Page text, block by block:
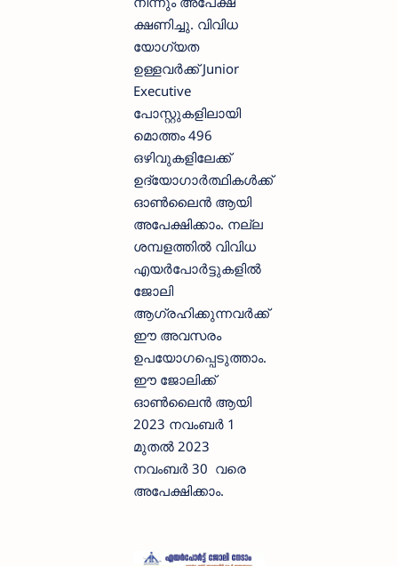
ക്ഷണിച്ചു. വിവിധ
യോഗ്യത
ഉള്ളവര്‍ക്ക് Junior
Executive
പോസ്റ്റുകളിലായി
മൊത്തം 496
ഒഴിവുകളിലേക്ക്
ഉദ്യോഗാര്‍ത്ഥികള്‍ക്ക്
ഓണ്‍ലൈന്‍ ആയി
അപേക്ഷിക്കാം. നല്ല
ശമ്പളത്തില്‍ വിവിധ
എയര്‍പോര്‍ട്ടുകളില്‍
ജോലി
ആഗ്രഹിക്കുന്നവര്‍ക്ക്
ഈ അവസരം
ഉപയോഗപ്പെടുത്താം.
ഈ ജോലിക്ക്
ഓണ്‍ലൈന്‍ ആയി
2023 നവംബര്‍ 1
മുതല്‍ 2023
നവംബര്‍ 30 വരെ
അപേക്ഷിക്കാം.